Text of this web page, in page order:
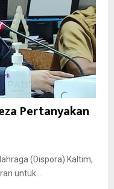
Pertanyakan
(Dispora) Kaltim,
untuk...